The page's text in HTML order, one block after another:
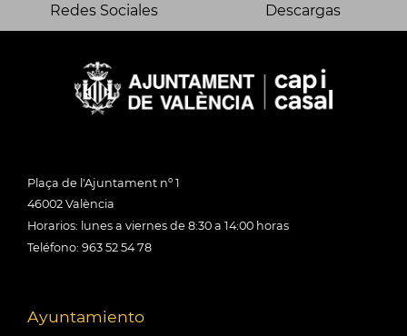
Redes Sociales Descargas
Plaça de l'Ajuntament nº 1
46002 València
Horarios: lunes a viernes de 8:30 a 14:00 horas
Teléfono: 963 52 54 78
Ayuntamiento